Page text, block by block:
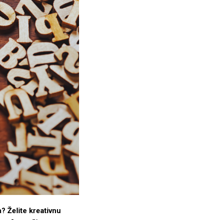
Želite kreativnu